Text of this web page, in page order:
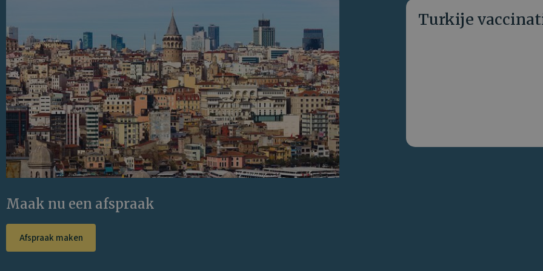
Turkije
Maak nu een afspraak
Afspraak maken